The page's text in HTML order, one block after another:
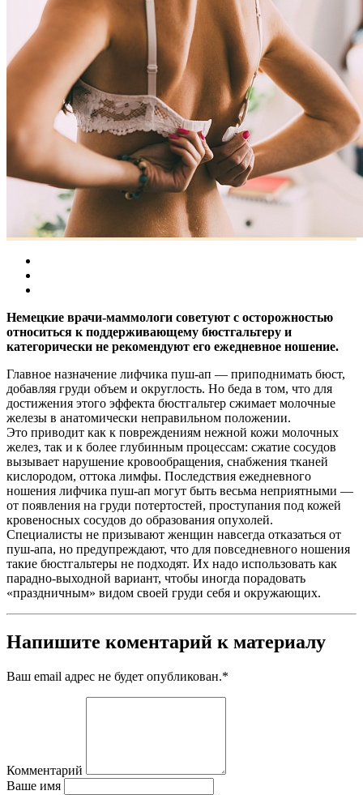
Немецкие врачи-маммологи советуют с осторожностью
относиться к поддерживающему бюстгальтеру и
категорически не рекомендуют его ежедневное ношение.
Главное назначение лифчика пуш-ап — приподнимать бюст,
добавляя груди объем и округлость. Но беда в том, что для
достижения этого эффекта бюстгальтер сжимает молочные
железы в анатомически неправильном положении.
Это приводит как к повреждениям нежной кожи молочных
желез, так и к более глубинным процессам: сжатие сосудов
вызывает нарушение кровообращения, снабжения тканей
кислородом, оттока лимфы. Последствия ежедневного
ношения лифчика пуш-ап могут быть весьма неприятными —
от появления на груди потертостей, проступания под кожей
кровеносных сосудов до образования опухолей.
Специалисты не призывают женщин навсегда отказаться от
пуш-апа, но предупреждают, что для повседневного ношения
такие бюстгальтеры не подходят. Их надо использовать как
парадно-выходной вариант, чтобы иногда порадовать
«праздничным» видом своей груди себя и окружающих.
Напишите коментарий к материалу
Ваш email адрес не будет опубликован.*
Комментарий
Ваше имя